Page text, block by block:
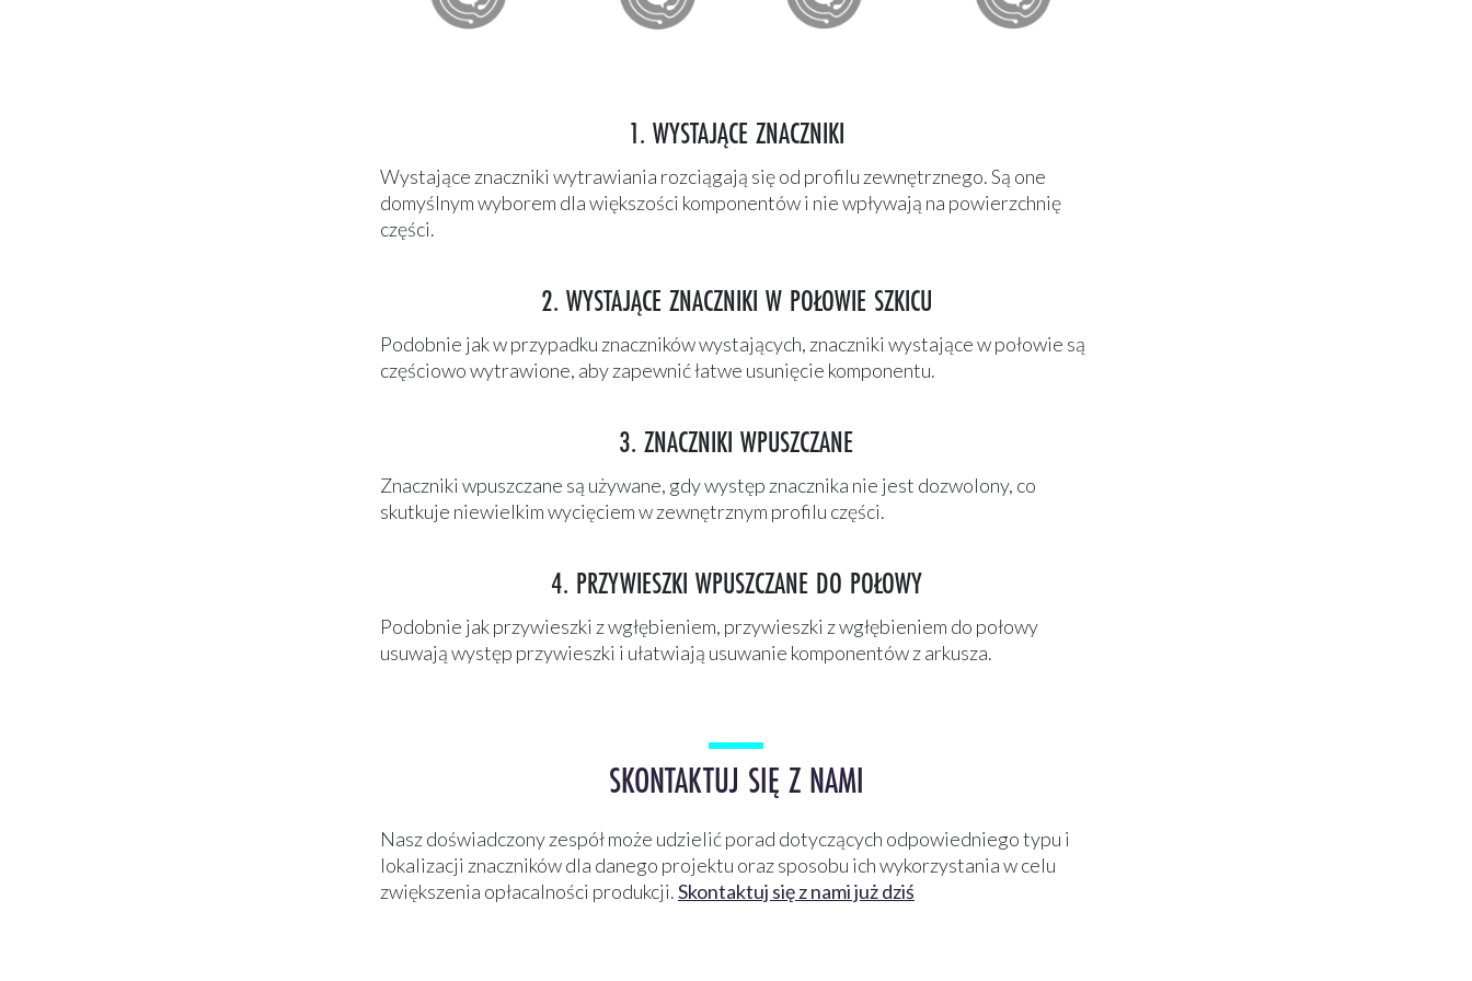
1. WYSTAJĄCE ZNACZNIKI
Wystające znaczniki wytrawiania rozciągają się od profilu zewnętrznego. Są one
domyślnym wyborem dla większości komponentów i nie wpływają na powierzchnię
części.
2. WYSTAJĄCE ZNACZNIKI W POŁOWIE SZKICU
Podobnie jak w przypadku znaczników wystających, znaczniki wystające w połowie są
częściowo wytrawione, aby zapewnić łatwe usunięcie komponentu.
3. ZNACZNIKI WPUSZCZANE
Znaczniki wpuszczane są używane, gdy występ znacznika nie jest dozwolony, co
skutkuje niewielkim wycięciem w zewnętrznym profilu części.
4. PRZYWIESZKI WPUSZCZANE DO POŁOWY
Podobnie jak przywieszki z wgłębieniem, przywieszki z wgłębieniem do połowy
usuwają występ przywieszki i ułatwiają usuwanie komponentów z arkusza.
SKONTAKTUJ SIĘ Z NAMI
Nasz doświadczony zespół może udzielić porad dotyczących odpowiedniego typu i
lokalizacji znaczników dla danego projektu oraz sposobu ich wykorzystania w celu
zwiększenia opłacalności produkcji.Skontaktuj się z nami już dziś